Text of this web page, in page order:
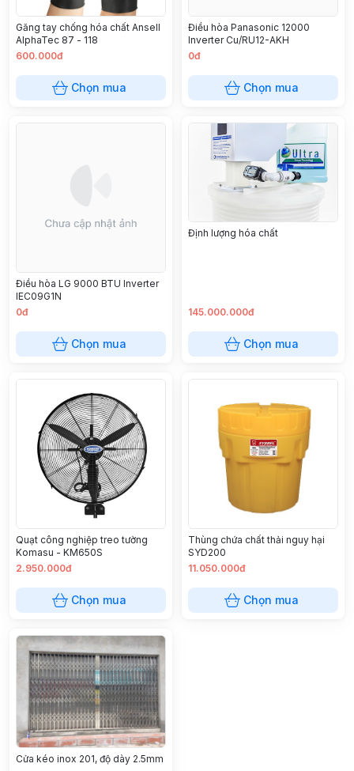
Găng tay chống hóa chất Ansell
AlphaTec 87 - 118
600.000đ
Chọn mua
Điều hòa Panasonic 12000
Inverter Cu/RU12-AKH
0đ
Chọn mua
Điều hòa LG 9000 BTU Inverter
IEC09G1N
0đ
Chọn mua
Định lượng hóa chất
145.000.000đ
Chọn mua
Quạt công nghiệp treo tường
Komasu - KM650S
2.950.000đ
Chọn mua
Thùng chứa chất thải nguy hại
SYD200
11.050.000đ
Chọn mua
Cửa kéo inox 201, độ dày 2.5mm